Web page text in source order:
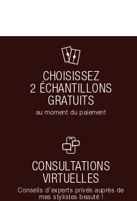
CHOISISSEZ
2 ÉCHANTILLONS
GRATUITS
au moment du paiement
CONSULTATIONS
VIRTUELLES
Conseils d'experts privés auprès de
mes stylistes beauté !